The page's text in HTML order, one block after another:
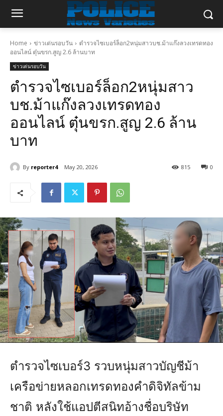
Home ข่าวเด่นรอบวัน
ตำรวจไซเบอร์ล็อก2หนุ่มสาวบช.ม้าแก๊งลวงเทรดทอง
ออนไลน์ ตุ๋นขรก.สูญ 2.6 ล้านบาท
ข่าวเด่นรอบวัน
ตำรวจไซเบอร์ล็อก2หนุ่มสาว
บช.ม้าแก๊งลวงเทรดทอง
ออนไลน์ ตุ๋นขรก.สูญ 2.6 ล้าน
บาท
By reporter4 May 20, 2026 0
815
ตำรวจไซเบอร์3 รวบหนุ่มสาวบัญชีม้า
เครือข่ายหลอกเทรดทองคำดิจิทัลข้าม
ชาติ หลังใช้แอปตีสนิทอ้างชื่อบริษัท